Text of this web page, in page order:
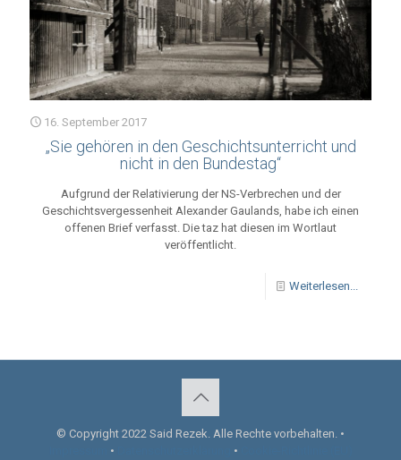
16. September 2017
„Sie gehören in den Geschichtsunterricht und
nicht in den Bundestag“
Aufgrund der Relativierung der NS-Verbrechen und der
Geschichtsvergessenheit Alexander Gaulands, habe ich einen
offenen Brief verfasst. Die taz hat diesen im Wortlaut
veröffentlicht.
Weiterlesen...
© Copyright 2022 Said Rezek. Alle Rechte vorbehalten. •
• •